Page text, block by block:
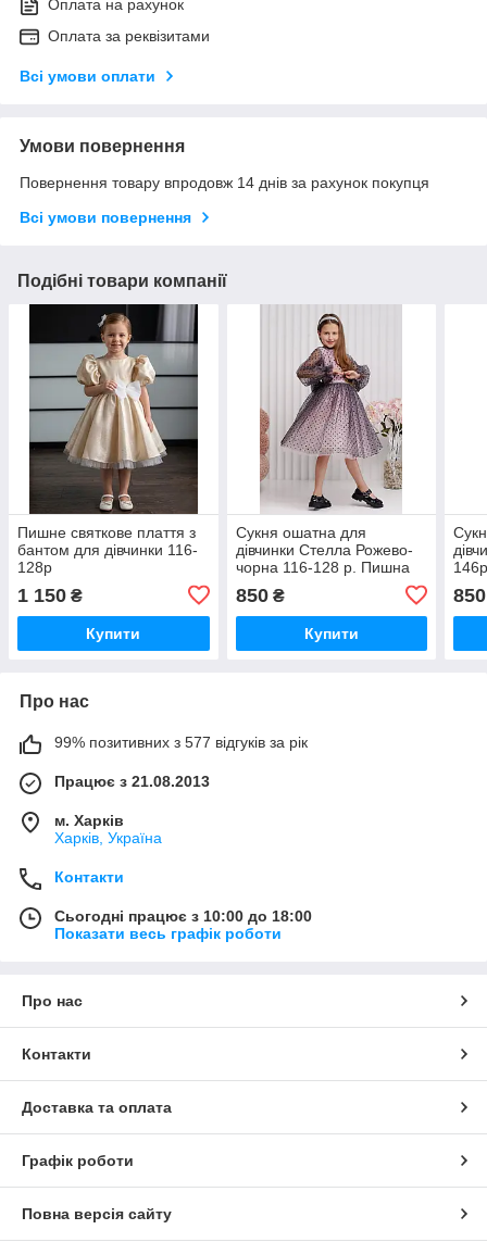
Оплата на рахунок
Оплата за реквізитами
Всі умови оплати
Умови повернення
Повернення товару впродовж 14 днів за рахунок покупця
Всі умови повернення
Подібні товари компанії
Пишне святкове плаття з
бантом для дівчинки 116-
128р
1 150 ₴
Купити
Сукня ошатна для
дівчинки Стелла Рожево-
чорна 116-128 р. Пишна
сукня для дівчинки Сукня з
фатину
850₴
Купити
850
Про нас
99% позитивних з 577 відгуків за рік
Працює з 21.08.2013
м. Харків
Харків, Україна
Контакти
Сьогодні працює з 10:00 до 18:00
Показати весь графік роботи
Про нас
Контакти
Доставка та оплата
Графік роботи
Повна версія сайту